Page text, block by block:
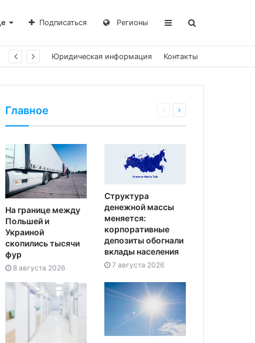
Подписаться Регионы
Юридическая информация Контакты
Главное
На границе между
Польшей и
Украиной
скопились тысячи
фур
8 августа 2026
Структура
денежной массы
меняется:
корпоративные
депозиты обогнали
вклады населения
7 августа 2026